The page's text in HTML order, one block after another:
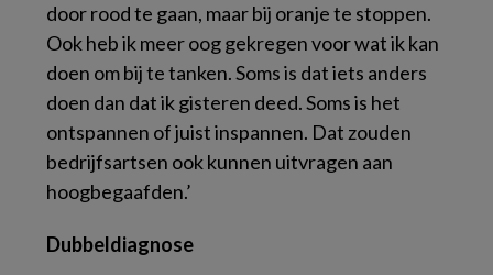
door rood te gaan, maar bij oranje te stoppen.
Ook heb ik meer oog gekregen voor wat ik kan
doen om bij te tanken. Soms is dat iets anders
doen dan dat ik gisteren deed. Soms is het
ontspannen of juist inspannen. Dat zouden
bedrijfsartsen ook kunnen uitvragen aan
hoogbegaafden.’
Dubbeldiagnose